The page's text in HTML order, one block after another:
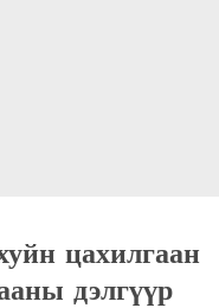
цахилгаан
дэлгүүр